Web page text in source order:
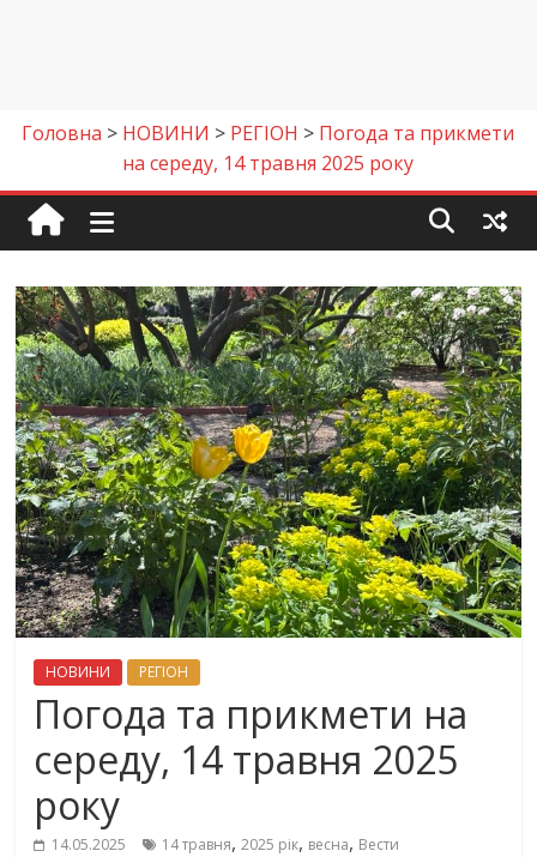
Головна > НОВИНИ > РЕГІОН > Погода та прикмети
на середу, 14 травня 2025 року
НОВИНИ РЕГІОН
Погода та прикмети на
середу, 14 травня 2025
року
14.05.2025 14 травня,2025 рік, весна, Вести